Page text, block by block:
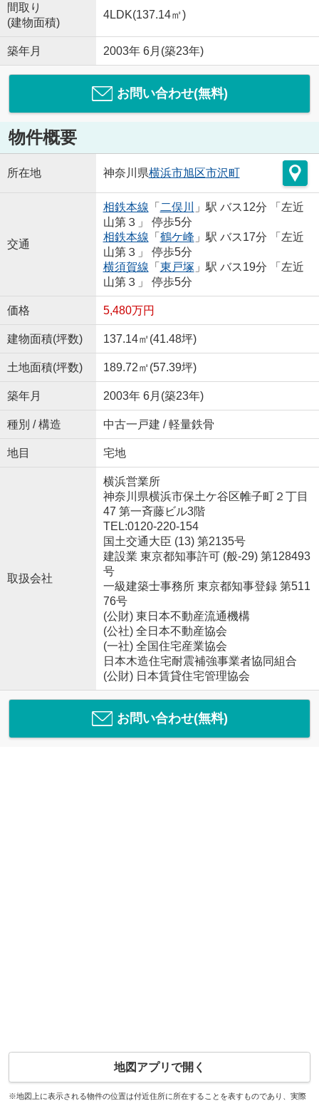
間取り
(建物面積)
4LDK(137.14㎡)
築年月 2003年 6月(築23年)
お問い合わせ(無料)
物件概要
所在地 神奈川県横浜市旭区市沢町
交通
相鉄本線 「 二俣川
」駅 バス12分 「左近
山第３」 停歩5分
相鉄本線 「 鶴ケ峰 」駅 バス17分 「左近
山第３」 停歩5分
横須賀線 「 東戸塚 」駅 バス19分 「左近
山第３」 停歩5分
価格 5,480万円
建物面積(坪数) 137.14㎡(41.48坪)
土地面積(坪数) 189.72㎡(57.39坪)
築年月 2003年 6月(築23年)
種別 / 構造 中古一戸建 / 軽量鉄骨
地目 宅地
取扱会社
横浜営業所
神奈川県横浜市保土ケ谷区帷子町２丁目
47 第一斉藤ビル3階
TEL:0120-220-154
国土交通大臣 (13) 第2135号
建設業 東京都知事許可 (般-29) 第128493
号
一級建築士事務所 東京都知事登録 第511
76号
(公財) 東日本不動産流通機構
(公社) 全日本不動産協会
(一社) 全国住宅産業協会
日本木造住宅耐震補強事業者協同組合
(公財) 日本賃貸住宅管理協会
お問い合わせ(無料)
地図アプリで開く
※地図上に表示される物件の位置は付近住所に所在することを表すものであり、実際